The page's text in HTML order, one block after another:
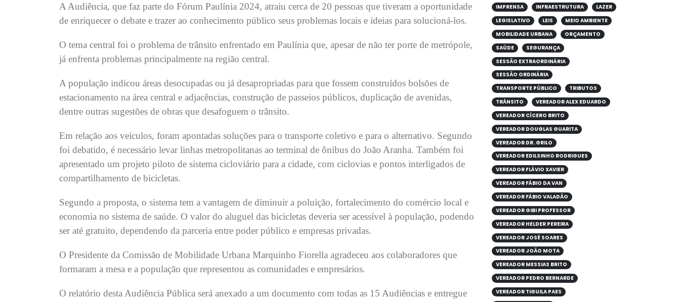
A Audiência, que faz parte do Fórum Paulínia 2024, atraiu cerca de 20 pessoas que tiveram a oportunidade
de enriquecer o debate e trazer ao conhecimento público seus problemas locais e ideias para solucioná-los.
O tema central foi o problema de trânsito enfrentado em Paulínia que, apesar de não ter porte de metrópole,
já enfrenta problemas principalmente na região central.
A população indicou áreas desocupadas ou já desapropriadas para que fossem construídos bolsões de
estacionamento na área central e adjacências, construção de passeios públicos, duplicação de avenidas,
dentre outras sugestões de obras que desafoguem o trânsito.
Em relação aos veículos, foram apontadas soluções para o transporte coletivo e para o alternativo. Segundo
foi debatido, é necessário levar linhas metropolitanas ao terminal de ônibus do João Aranha. Também foi
apresentado um projeto piloto de sistema cicloviário para a cidade, com ciclovias e pontos interligados de
compartilhamento de bicicletas.
Segundo a proposta, o sistema tem a vantagem de diminuir a poluição, fortalecimento do comércio local e
economia no sistema de saúde. O valor do aluguel das bicicletas deveria ser acessível à população, podendo
ser até gratuito, dependendo da parceria entre poder público e empresas privadas.
O Presidente da Comissão de Mobilidade Urbana Marquinho Fiorella agradeceu aos colaboradores que
formaram a mesa e a população que representou as comunidades e empresários.
O relatório desta Audiência Pública será anexado a um documento com todas as 15 Audiências e entregue
IMPRENSA
INFRAESTRUTURA
LAZER
LEGISLATIVO
LEIS
MEIO AMBIENTE
MOBILIDADE URBANA
ORÇAMENTO
SAÚDE
SEGURANÇA
SESSÃO EXTRAORDINÁRIA
SESSÃO ORDINÁRIA
TRANSPORTE PÚBLICO
TRIBUTOS
TRÂNSITO
VEREADOR ALEX EDUARDO
VEREADOR CÍCERO BRITO
VEREADOR DOUGLAS GUARITA
VEREADOR DR. GRILO
VEREADOR EDILSINHO RODRIGUES
VEREADOR FLÁVIO XAVIER
VEREADOR FÁBIO DA VAN
VEREADOR FÁBIO VALADÃO
VEREADOR GIBI PROFESSOR
VEREADOR HELDER PEREIRA
VEREADOR JOSÉ SOARES
VEREADOR JOÃO MOTA
VEREADOR MESSIAS BRITO
VEREADOR PEDRO BERNARDE
VEREADOR TIGUILA PAES